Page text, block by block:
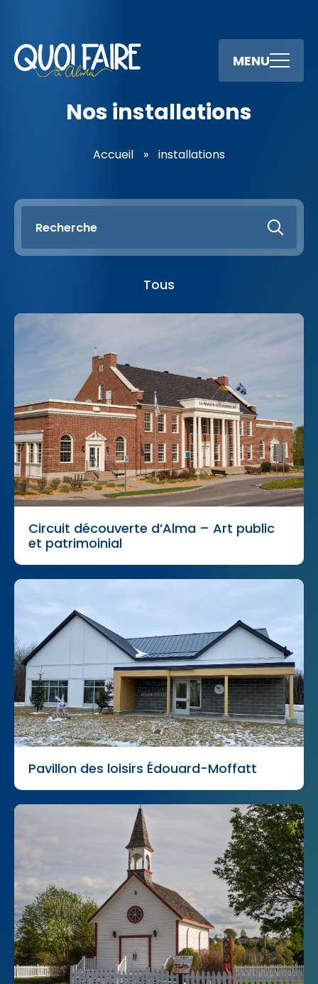
MENU
Nos installations
Accueil » installations
Tous
Circuit découverte d’Alma – Art public
et patrimoinial
Pavillon des loisirs Édouard-Moffatt